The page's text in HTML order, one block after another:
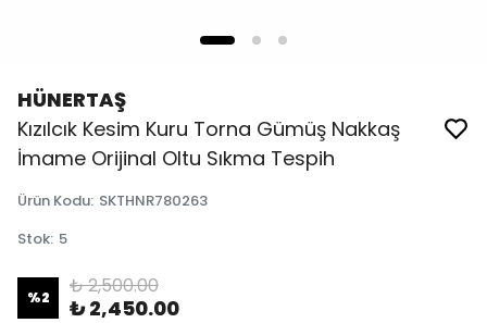
HÜNERTAŞ
Kızılcık Kesim Kuru Torna Gümüş Nakkaş
İmame Orijinal Oltu Sıkma Tespih
Ürün Kodu: SKTHNR780263
Stok: 5
%2 ₺ 2,500.00
₺ 2,450.00